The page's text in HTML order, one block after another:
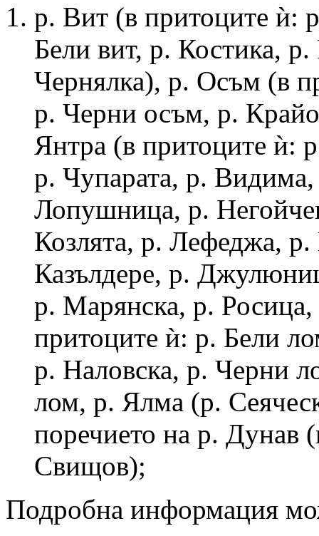
р. Вит (в притоците ѝ:
Бели вит, р. Костика,
Чернялка), р. Осъм (в
р. Черни осъм, р.
Янтра (в притоците ѝ:
р. Чупарата, р.
Лопушница, р.
Козлята, р. Лефеджа,
Казълдере, р.
р. Марянска, р.
притоците ѝ: р. Бели
р. Наловска, р. Черни
лом, р. Ялма (р.
поречието на р. Дунав
Свищов);
Подробна информация